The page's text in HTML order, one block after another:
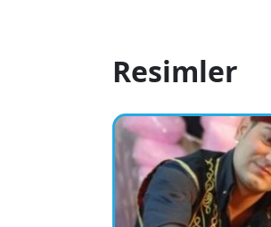
Resimler